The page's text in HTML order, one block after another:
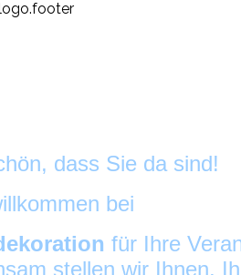
dass Sie da sind!
bei
für Ihre
stellen wir Ihnen,